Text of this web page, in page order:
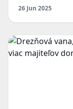
26 Jun 2025